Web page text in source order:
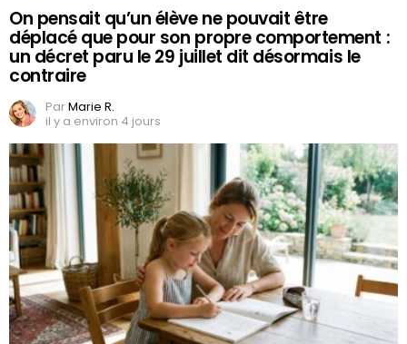
On pensait qu’un élève ne pouvait être
déplacé que pour son propre comportement :
un décret paru le 29 juillet dit désormais le
contraire
ParMarie R.
il y a environ 4 jours